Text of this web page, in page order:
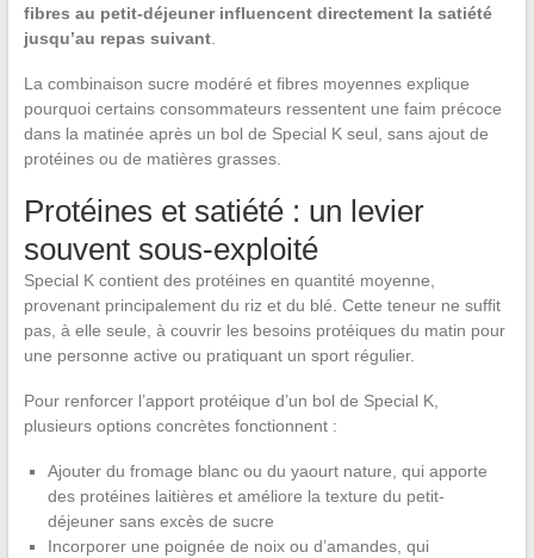
fibres au petit-déjeuner influencent directement la satiété
jusqu’au repas suivant.
La combinaison sucre modéré et fibres moyennes explique
pourquoi certains consommateurs ressentent une faim précoce
dans la matinée après un bol de Special K seul, sans ajout de
protéines ou de matières grasses.
Protéines et satiété : un levier
souvent sous-exploité
Special K contient des protéines en quantité moyenne,
provenant principalement du riz et du blé. Cette teneur ne suffit
pas, à elle seule, à couvrir les besoins protéiques du matin pour
une personne active ou pratiquant un sport régulier.
Pour renforcer l’apport protéique d’un bol de Special K,
plusieurs options concrètes fonctionnent :
Ajouter du fromage blanc ou du yaourt nature, qui apporte
des protéines laitières et améliore la texture du petit-
déjeuner sans excès de sucre
Incorporer une poignée de noix ou d’amandes, qui